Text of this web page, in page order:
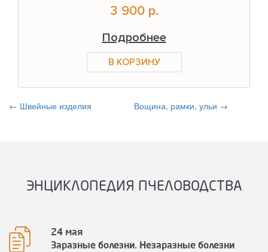
3 900 р.
Подробнее
← Швейные изделия Вощина, рамки, ульи →
ЭНЦИКЛОПЕДИЯ ПЧЕЛОВОДСТВА
24 мая
Заразные болезни. Незаразные болезни